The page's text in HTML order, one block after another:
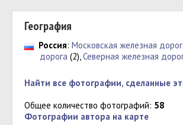
География
Россия: Московская железная
дорога (2),Северная железная
Найти все фотографии, сделанные
Общее количество фотографий: 58
Фотографии автора на карте